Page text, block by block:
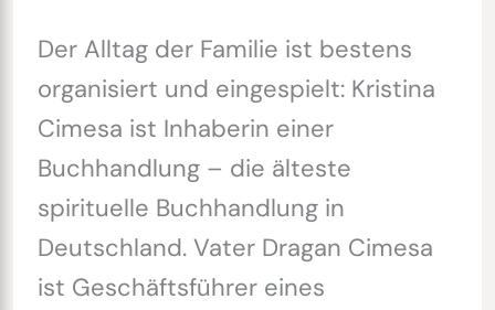
Der Alltag der Familie ist bestens
organisiert und eingespielt: Kristina
Cimesa ist Inhaberin einer
Buchhandlung – die älteste
spirituelle Buchhandlung in
Deutschland. Vater Dragan Cimesa
ist Geschäftsführer eines